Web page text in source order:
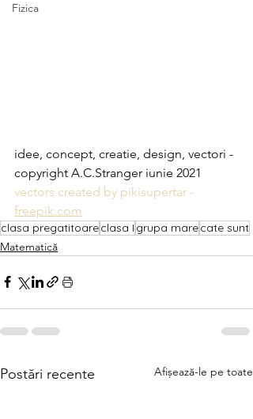
Fizica
idee, concept, creatie, design, vectori -
copyright A.C.Stranger iunie 2021
vectors created by pikisupertar -
freepik.com
clasa pregatitoareclasa I grupa marecate sunt
Matematică
Postări recente Afișează-le pe toate